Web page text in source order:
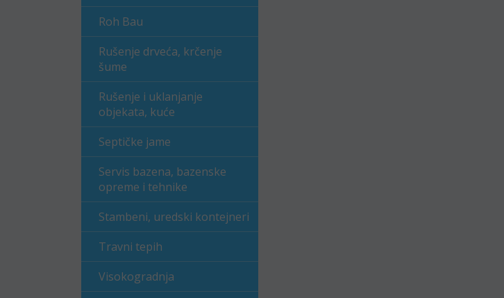
Roh Bau
Rušenje drveća, krčenje
šume
Rušenje i uklanjanje
objekata, kuće
Septičke jame
Servis bazena, bazenske
opreme i tehnike
Stambeni, uredski kontejneri
Travni tepih
Visokogradnja